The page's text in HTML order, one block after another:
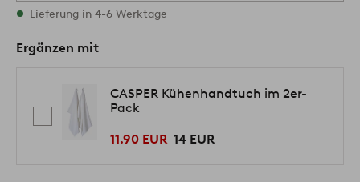
Vorrätig
Lieferung in 4-6 Werktage
Ergänzen mit
CASPER Kühenhandtuch im 2er-
Pack
11.90 EUR 14 EUR